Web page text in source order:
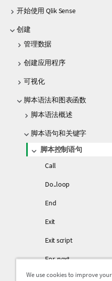
开始使用 Qlik Sense
创建
管理数据
创建应用程序
可视化
脚本语法和图表函数
脚本语法概述
脚本语句和关键字
脚本控制语句
Call
Do..loop
End
Exit
Exit script
For..next
For each..next
We use cookies to improve